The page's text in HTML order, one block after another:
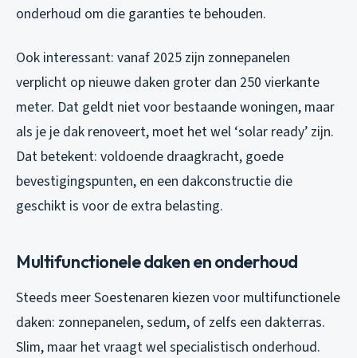
onderhoud om die garanties te behouden.
Ook interessant: vanaf 2025 zijn zonnepanelen
verplicht op nieuwe daken groter dan 250 vierkante
meter. Dat geldt niet voor bestaande woningen, maar
als je je dak renoveert, moet het wel ‘solar ready’ zijn.
Dat betekent: voldoende draagkracht, goede
bevestigingspunten, en een dakconstructie die
geschikt is voor de extra belasting.
Multifunctionele daken en onderhoud
Steeds meer Soestenaren kiezen voor multifunctionele
daken: zonnepanelen, sedum, of zelfs een dakterras.
Slim, maar het vraagt wel specialistisch onderhoud.